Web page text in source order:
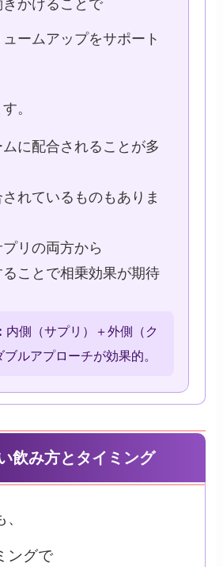
かけることで
ームアップをサポート
。
に配合されることが多
れているものもありま
リの両方から
ことで相乗効果が期待
内側（サプリ）＋外側（ク
ブルアプローチが効果的。
飲み方とタイミング
ングで